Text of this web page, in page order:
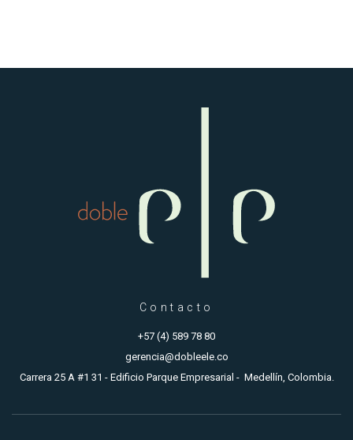
Contacto
+57 (4) 589 78 80
gerencia@dobleele.co
Carrera 25 A #1 31 - Edificio Parque Empresarial - Medellín, Colombia.